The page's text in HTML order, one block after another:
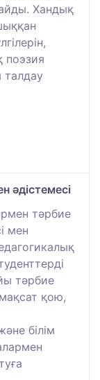
Хандық
тәрбие
мен
тәрбие
қою,
білім